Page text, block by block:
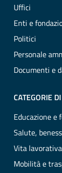
Uffici
Enti e
Politici
Personale
Documenti e
CATEGORIE
Educazione e
Salute,
Vita lavorativa
Mobilità e